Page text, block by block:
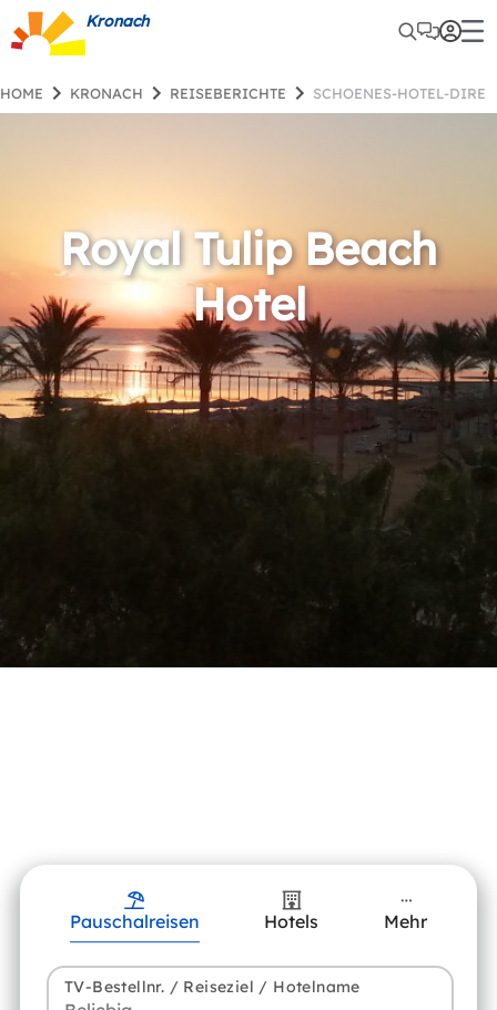
Kronach
HOME KRONACH REISEBERICHTE SCHOENES-HOTEL-
Royal Tulip Beach
Hotel
Pauschalreisen Hotels Mehr
TV-Bestellnr. / Reiseziel / Hotelname